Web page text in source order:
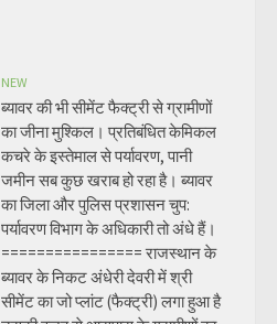
NEW
ब्यावर की भी सीमेंट फैक्ट्री से ग्रामीणों
का जीना मुश्किल। प्रतिबंधित केमिकल
कचरे के इस्तेमाल से पर्यावरण, पानी
जमीन सब कुछ खराब हो रहा है। ब्यावर
का जिला और पुलिस प्रशासन चुप:
पर्यावरण विभाग के अधिकारी तो अंधे हैं।
================ राजस्थान के
ब्यावर के निकट अंधेरी देवरी में श्री
सीमेंट का जो प्लांट (फैक्ट्री) लगा हुआ है